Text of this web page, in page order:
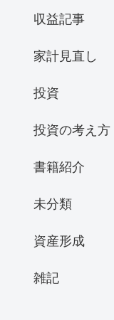
収益記事
家計見直し
投資
投資の考え方
書籍紹介
未分類
資産形成
雑記